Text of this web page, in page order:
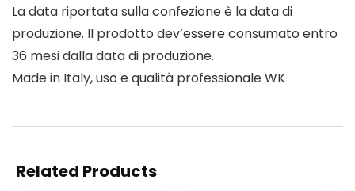
La data riportata sulla confezione è la data di
produzione. Il prodotto dev’essere consumato entro
36 mesi dalla data di produzione.
Made in Italy, uso e qualità professionale WK
Related Products